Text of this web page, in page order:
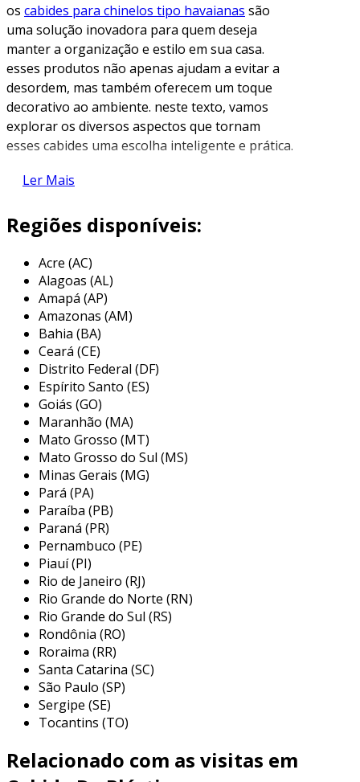
os cabides para chinelos tipo havaianas são
uma solução inovadora para quem deseja
manter a organização e estilo em sua casa.
esses produtos não apenas ajudam a evitar a
desordem, mas também oferecem um toque
decorativo ao ambiente. neste texto, vamos
explorar os diversos aspectos que tornam
esses cabides uma escolha inteligente e prática.
o que são cabides para chinelos?
para pendurar e armazenar esses calçados de
feitos de plástico ou metal, projetados para
suportar o peso e o formato dos chinelos.
dessa forma, são uma solução funcional e
atraente para quem quer manter seus chinelos
sempre à mão.
benefícios dos cabides para chinelos
a adoção de cabides para chinelos oferece
diversas vantagens. entre os principais
benefícios, destacam-se:
organização : mantêm os chinelos
arrumados e facilmente acessíveis.
economia de espaço
espaço, permitindo armazenar mais
calçados em menor área.
preservação do produto
chinelos se deformem ao serem
empilhados desordenadamente.
facilidade de manuseio
um acesso rápido, facilitando a escolha do
chinelo ideal para cada ocasião.
estilo decorativo
ambientes.
Ler Mais
Regiões disponíveis:
Acre (AC)
Alagoas (AL)
Amapá (AP)
Amazonas (AM)
Bahia (BA)
Ceará (CE)
Distrito Federal (DF)
Espírito Santo (ES)
Goiás (GO)
Maranhão (MA)
Mato Grosso (MT)
Mato Grosso do Sul (MS)
Minas Gerais (MG)
Pará (PA)
Paraíba (PB)
Paraná (PR)
Pernambuco (PE)
Piauí (PI)
Rio de Janeiro (RJ)
Rio Grande do Norte (RN)
Rio Grande do Sul (RS)
Rondônia (RO)
Roraima (RR)
Santa Catarina (SC)
São Paulo (SP)
Sergipe (SE)
Tocantins (TO)
Relacionado com as visitas em